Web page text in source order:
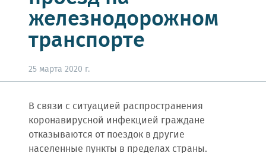
железнодорожном
транспорте
25 марта 2020 г.
В связи с ситуацией распространения
коронавирусной инфекцией граждане
отказываются от поездок в другие
населенные пункты в пределах страны.